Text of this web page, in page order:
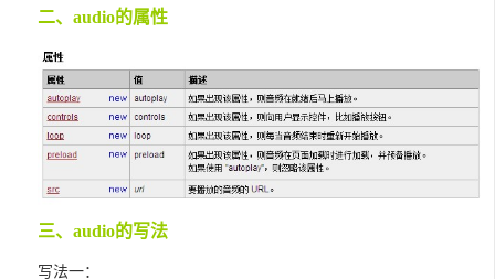
二、audio的属性
三、audio的写法
写法一：